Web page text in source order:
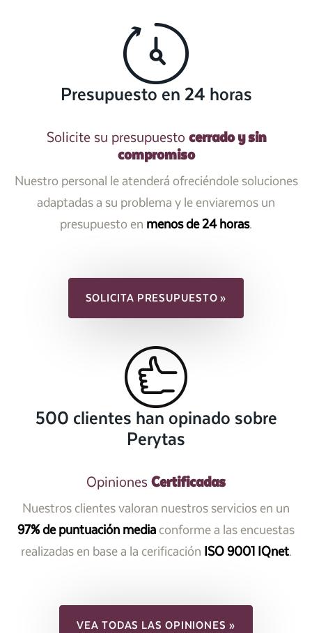
Presupuesto en 24 horas
Solicite su presupuesto cerrado y sin
compromiso
Nuestro personal le atenderá ofreciéndole soluciones
adaptadas a su problema y le enviaremos un
presupuesto en menos de 24 horas.
SOLICITA PRESUPUESTO »
500 clientes han opinado sobre
Perytas
Opiniones Certificadas
Nuestros clientes valoran nuestros servicios en un
97% de puntuación mediaconforme a las encuestas
realizadas en base a la cerificación ISO 9001 IQnet.
VEA TODAS LAS OPINIONES »